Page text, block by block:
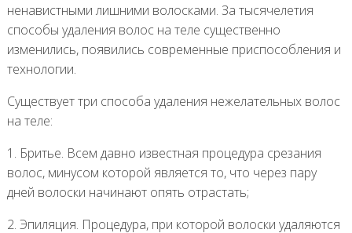
ненавистными лишними волосками. За тысячелетия
способы удаления волос на теле существенно
изменились, появились современные приспособления и
технологии.
Существует три способа удаления нежелательных волос
на теле:
1. Бритье. Всем давно известная процедура срезания
волос, минусом которой является то, что через пару
дней волоски начинают опять отрастать;
2. Эпиляция. Процедура, при которой волоски удаляются